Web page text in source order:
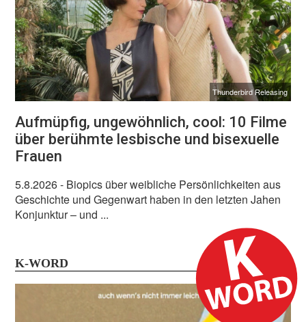
Thunderbird Releasing
Aufmüpfig, ungewöhnlich, cool: 10 Filme
über berühmte lesbische und bisexuelle
Frauen
5.8.2026- Biopics über weibliche Persönlichkeiten aus
Geschichte und Gegenwart haben in den letzten Jahen
Konjunktur – und ...
K-WORD